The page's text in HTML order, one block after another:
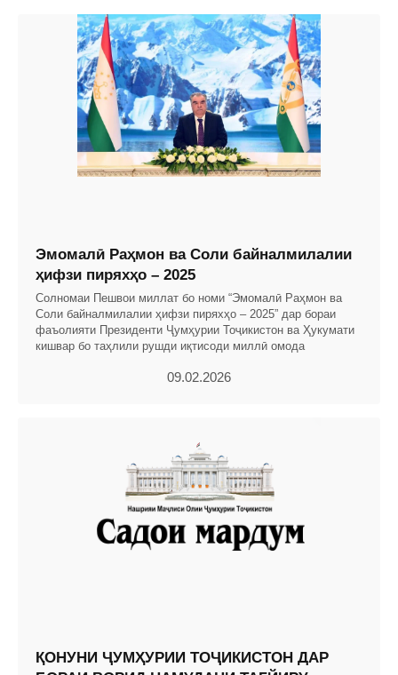
Эмомалӣ Раҳмон ва Соли байналмилалии
ҳифзи пиряхҳо – 2025
Солномаи Пешвои миллат бо номи “Эмомалӣ Раҳмон ва
Соли байналмилалии ҳифзи пиряхҳо – 2025” дар бораи
фаъолияти Президенти Ҷумҳурии Тоҷикистон ва Ҳукумати
кишвар бо таҳлили рушди иқтисоди миллӣ омода
09.02.2026
ҚОНУНИ ҶУМҲУРИИ ТОҶИКИСТОН ДАР